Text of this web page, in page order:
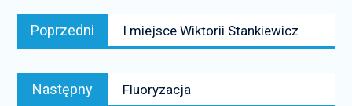
Nawigacja
wpisu
Poprzedni
news:
I miejsce Wiktorii Stankiewicz
Następny
news:
Fluoryzacja